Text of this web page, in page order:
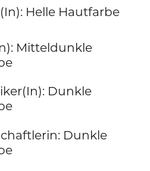
Helle Hautfarbe
Mitteldunkle
Dunkle
Dunkle